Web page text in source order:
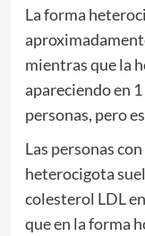
La forma
mientras que la
apareciendo en
personas, pero
Las personas
heterocigota
colesterol LDL
que en la forma